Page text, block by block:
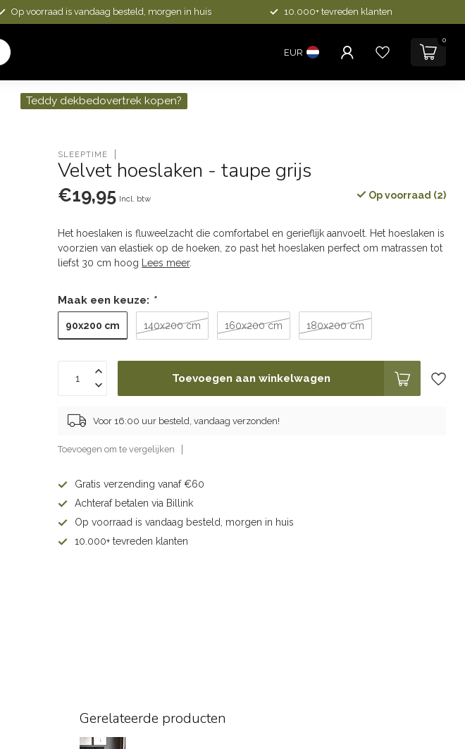
Op voorraad is vandaag besteld, morgen in huis 10.000+ tevreden klanten
EUR
0
Teddy dekbedovertrek kopen?
SLEEPTIME
Velvet hoeslaken - taupe grijs
€19,95 Incl. btw Op voorraad (2)
Het hoeslaken is fluweelzacht die comfortabel en gerieflijk aanvoelt. Het hoeslaken is
voorzien van elastiek op de hoeken, zo past het hoeslaken perfect om matrassen tot
liefst 30 cm hoog
Lees meer.
Maak een keuze: *
90x200 cm 140x200 cm 160x200 cm 180x200 cm
Toevoegen aan winkelwagen
Voor 16:00 uur besteld, vandaag verzonden!
Toevoegen om te vergelijken
Gratis verzending vanaf €60
Achteraf betalen via Billink
Op voorraad is vandaag besteld, morgen in huis
10.000+ tevreden klanten
Gerelateerde producten